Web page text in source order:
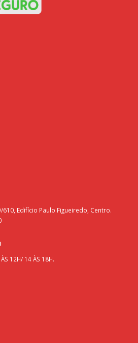
610, Edifício Paulo Figueiredo, Centro.
ÀS 12H/ 14 ÀS 18H.